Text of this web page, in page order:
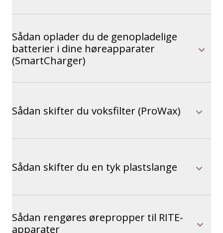
Sådan oplader du de genopladelige
batterier i dine høreapparater
(SmartCharger)
Sådan skifter du voksfilter (ProWax)
Sådan skifter du en tyk plastslange
Sådan rengøres ørepropper til RITE-
apparater